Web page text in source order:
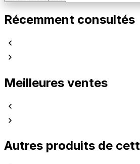
Récemment consultés
Meilleures ventes
Autres produits de